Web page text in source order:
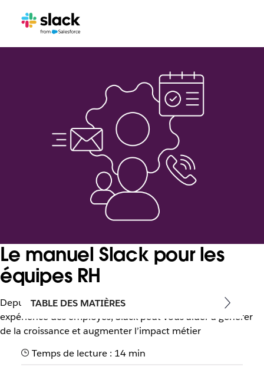
Le manuel Slack pour les
équipes RH
Depuis le recrutement à la promotion d’une meilleure
expérience des employés, Slack peut vous aider à générer
de la croissance et augmenter l’impact métier
TABLE DES MATIÈRES
Temps de lecture : 14 min